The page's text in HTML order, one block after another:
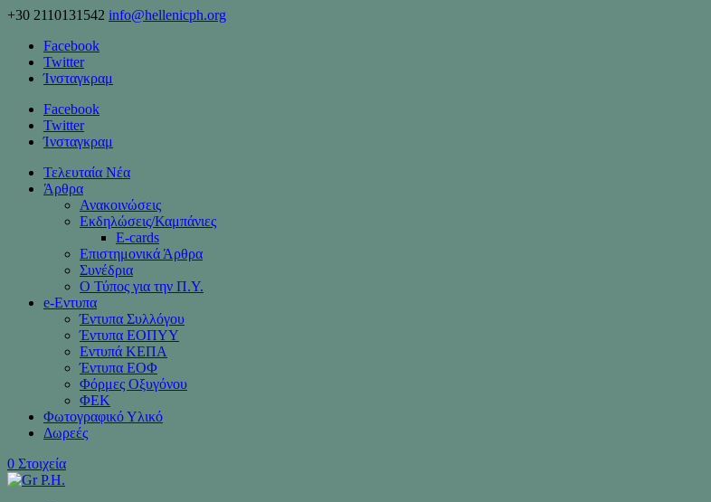
+30 2110131542 info@hellenicph.org
Facebook
Twitter
Ίνσταγκραμ
Facebook
Twitter
Ίνσταγκραμ
Τελευταία Νέα
Άρθρα
Ανακοινώσεις
Εκδηλώσεις/Καμπάνιες
Ε-cards
Επιστημονικά Άρθρα
Συνέδρια
Ο Τύπος για την Π.Υ.
e-Eντυπα
Έντυπα Συλλόγου
Έντυπα ΕΟΠΥΥ
Εντυπά ΚΕΠΑ
Έντυπα ΕΟΦ
Φόρμες Οξυγόνου
ΦΕΚ
Φωτογραφικό Υλικό
Δωρεές
0 Στοιχεία